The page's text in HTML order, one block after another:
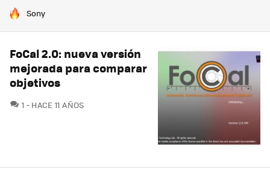
HOY SE HABLA DE
Sony
FoCal 2.0: nueva versión
mejorada para comparar
objetivos
1 COMENTARIOS
HACE 11 AÑOS